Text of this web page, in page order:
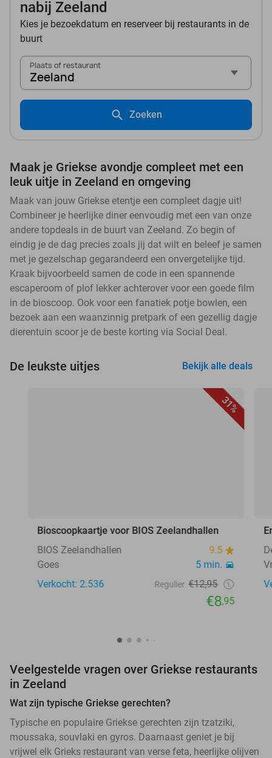
nabij Zeeland
Kies je bezoekdatum en reserveer bij restaurants in de
buurt
Plaats of restaurant
Zeeland
Zoeken
Maak je Griekse avondje compleet met een
leuk uitje in Zeeland en omgeving
Maak van jouw Griekse etentje een compleet dagje uit!
Combineer je heerlijke diner eenvoudig met een van onze
andere topdeals in de buurt van Zeeland. Zo begin of
eindig je de dag precies zoals jij dat wilt en beleef je samen
met je gezelschap gegarandeerd een onvergetelijke tijd.
Kraak bijvoorbeeld samen de code in een spannende
escaperoom of plof lekker achterover voor een goede film
in de bioscoop. Ook voor een fanatiek potje bowlen, een
bezoek aan een waanzinnig pretpark of een gezellig dagje
dierentuin scoor je de beste korting via Social Deal.
De leukste uitjes Bekijk alle deals
31%
Bioscoopkaartje voor BIOS Zeelandhallen
BIOS Zeelandhallen
9.5
Goes
5 min.
Verkocht: 2.536
Regulier €12,95
€8,95
Veelgestelde vragen over Griekse restaurants
in Zeeland
Wat zijn typische Griekse gerechten?
Typische en populaire Griekse gerechten zijn tzatziki,
moussaka, souvlaki en gyros. Daarnaast geniet je bij
vrijwel elk Grieks restaurant van verse feta, heerlijke olijven